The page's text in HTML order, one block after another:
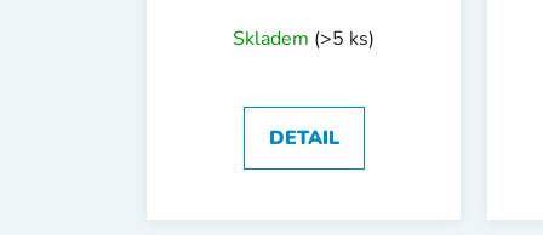
Skladem (>5 ks)
DETAIL